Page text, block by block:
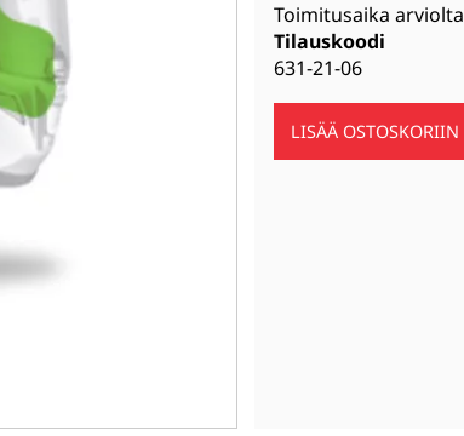
Toimitusaika arviolta
Tilauskoodi
631-21-06